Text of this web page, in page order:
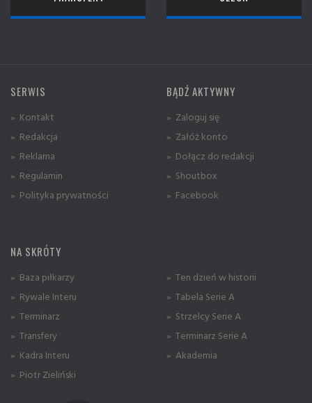
SERWIS
» Kontakt
» Redakcja
» Reklama
» Regulamin
» Polityka prywatności
BĄDŹ AKTYWNY
» Zaloguj się
» Załóż konto
» Dołącz do redakcji
» Shoutbox
» Facebook
NA SKRÓTY
» Baza piłkarzy
» Rywale Interu
» Terminarz
» Transfery
» Kadra Interu
» Piotr Zieliński
» Ten dzień w historii
» Tabela Serie A
» Strzelcy Serie A
» Terminarz Serie A
» Akademia